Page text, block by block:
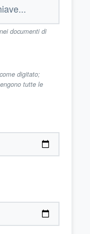
documenti di
digitato;
tutte le